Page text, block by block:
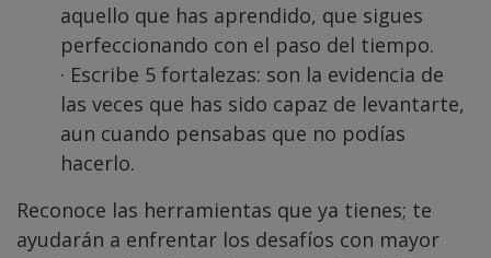
aquello que has aprendido, que sigues
perfeccionando con el paso del tiempo.
· Escribe 5 fortalezas: son la evidencia de
las veces que has sido capaz de levantarte,
aun cuando pensabas que no podías
hacerlo.
Reconoce las herramientas que ya tienes; te
ayudarán a enfrentar los desafíos con mayor